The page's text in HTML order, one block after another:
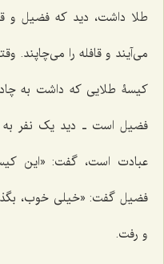
طلا داشت، دید که فضیل و
می‌آیند و قافله را می‌چاپند.
کیسۀ طلایی که داشت به
فضیل است ـ دید یک نفر به
عبادت است، گفت: «این
فضیل گفت: «خیلی خوب،
و رفت.